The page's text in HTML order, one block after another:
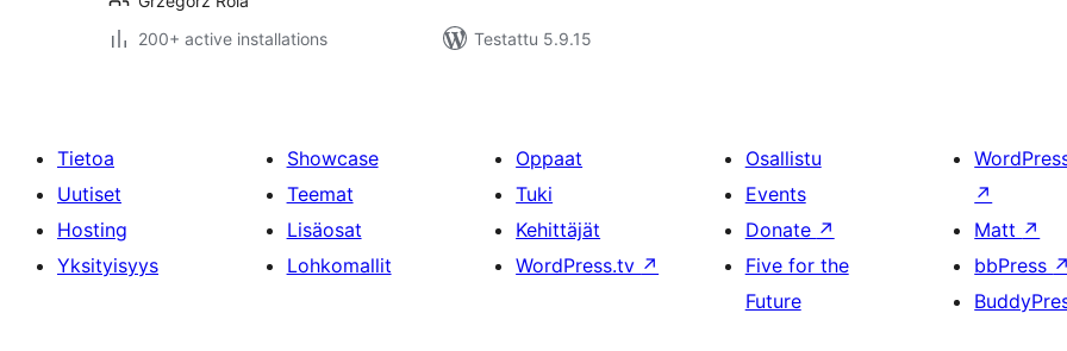
200+ active installations
Testattu 5.9.15
Tietoa
Uutiset
Hosting
Yksityisyys
Showcase
Teemat
Lisäosat
Lohkomallit
Oppaat
Tuki
Kehittäjät
WordPress.tv ↗
Osallistu
Events
Donate ↗
Five for the
Future
↗
Matt ↗
bbPress ↗